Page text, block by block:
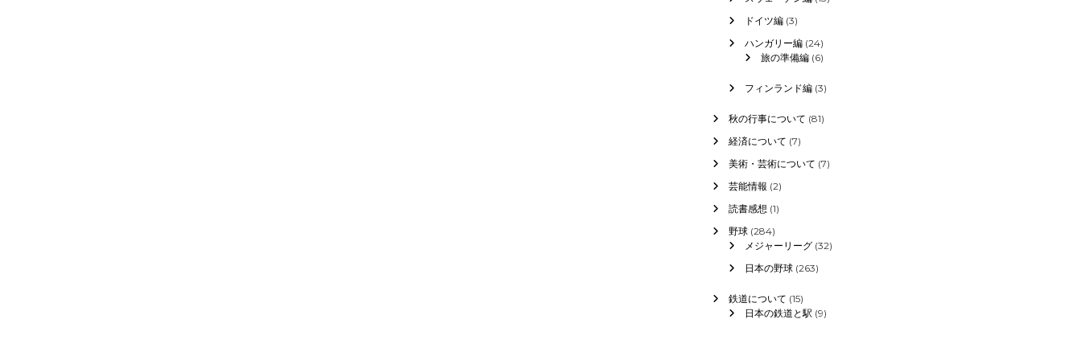
ドイツ編 (3)
ハンガリー編 (24)
旅の準備編 (6)
フィンランド編 (3)
秋の行事について (81)
経済について (7)
美術・芸術について (7)
芸能情報 (2)
読書感想 (1)
野球 (284)
メジャーリーグ (32)
日本の野球 (263)
鉄道について (15)
日本の鉄道と駅 (9)